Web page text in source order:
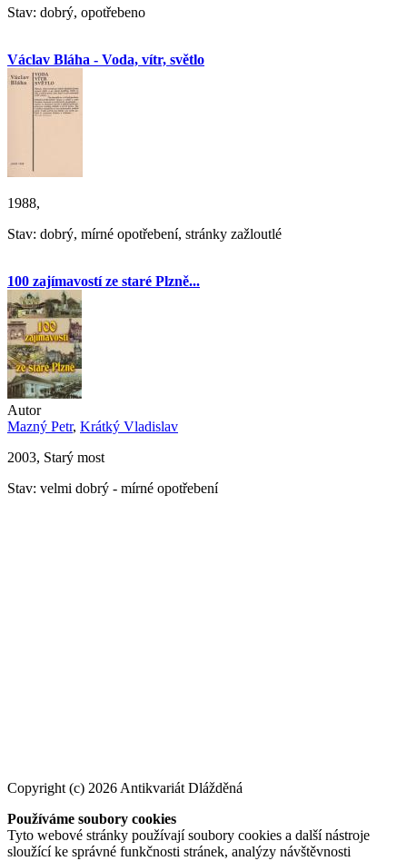
Stav: dobrý, opotřebeno
Václav Bláha - Voda, vítr, světlo
1988,
Stav: dobrý, mírné opotřebení, stránky zažloutlé
100 zajímavostí ze staré Plzně...
Autor
Mazný Petr, Krátký Vladislav
2003, Starý most
Stav: velmi dobrý - mírné opotřebení
Copyright (c) 2026 Antikvariát Dlážděná
Používáme soubory cookies
Tyto webové stránky používají soubory cookies a další nástroje
sloužící ke správné funkčnosti stránek, analýzy návštěvnosti